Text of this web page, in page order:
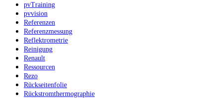
pvTraining
pvvision
Referenzen
Referenzmessung
Reflektrometrie
Reinigung
Renault
Ressourcen
Rezo
Rückseitenfolie
Rückstromthermographie